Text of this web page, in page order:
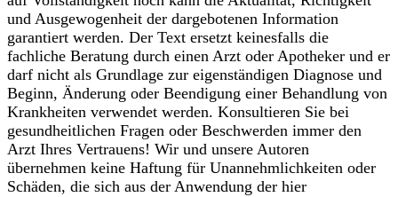
und Ausgewogenheit der dargebotenen Information
garantiert werden. Der Text ersetzt keinesfalls die
fachliche Beratung durch einen Arzt oder Apotheker und er
darf nicht als Grundlage zur eigenständigen Diagnose und
Beginn, Änderung oder Beendigung einer Behandlung von
Krankheiten verwendet werden. Konsultieren Sie bei
gesundheitlichen Fragen oder Beschwerden immer den
Arzt Ihres Vertrauens! Wir und unsere Autoren
übernehmen keine Haftung für Unannehmlichkeiten oder
Schäden, die sich aus der Anwendung der hier